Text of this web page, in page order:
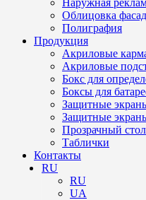
Наружная
Облицовка
Полиграфия
Продукция
Акриловые
Акриловые
Бокс для
Боксы для
Защитные
Защитные
Прозрачный
Таблички
Контакты
RU
RU
UA